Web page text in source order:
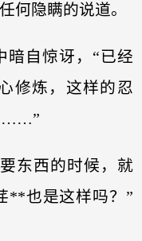
何隐瞒的说道。
暗自惊讶，“已经
修炼，这样的忍
……”
东西的时候，就
**也是这样吗？”